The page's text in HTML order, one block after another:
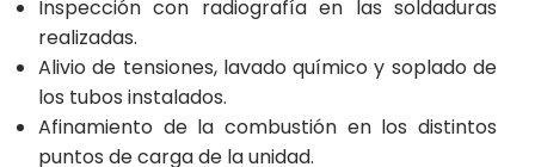
Inspección con radiografía en las soldaduras
realizadas.
Alivio de tensiones, lavado químico y soplado de
los tubos instalados.
Afinamiento de la combustión en los distintos
puntos de carga de la unidad.